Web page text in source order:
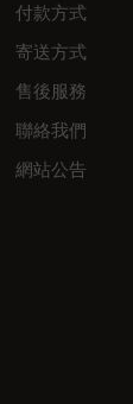
付款方式
寄送方式
售後服務
聯絡我們
網站公告